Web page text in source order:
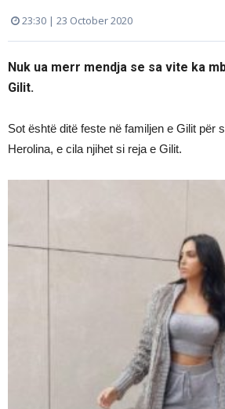
23:30 | 23 October 2020
Nuk ua merr mendja se sa vite ka
Gilit.
Sot është ditë feste në familjen e Gilit për
Herolina, e cila njihet si reja e Gilit.